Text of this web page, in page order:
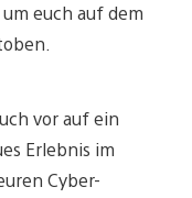
euch auf dem
vor auf ein
Erlebnis im
Cyber-